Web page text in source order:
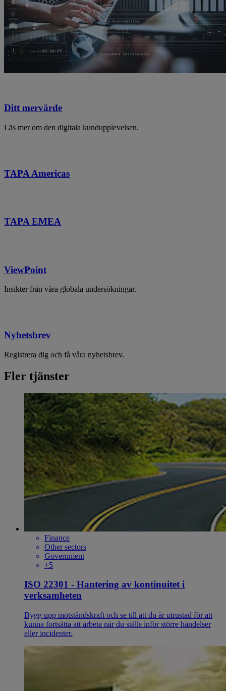
Ditt mervärde
Läs mer om den digitala kundupplevelsen.
TAPA Americas
TAPA EMEA
ViewPoint
Insikter från våra globala undersökningar.
Nyhetsbrev
Registrera dig och få våra nyhetsbrev.
Fler tjänster
Finance
Other sectors
Government
+5
ISO 22301 - Hantering av kontinuitet i
verksamheten
Bygg upp motståndskraft och se till att du är utrustad för att
kunna fortsätta att arbeta när du ställs inför större händelser
eller incidenter.